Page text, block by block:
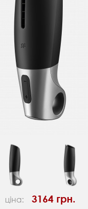
ціна: 3164 грн.